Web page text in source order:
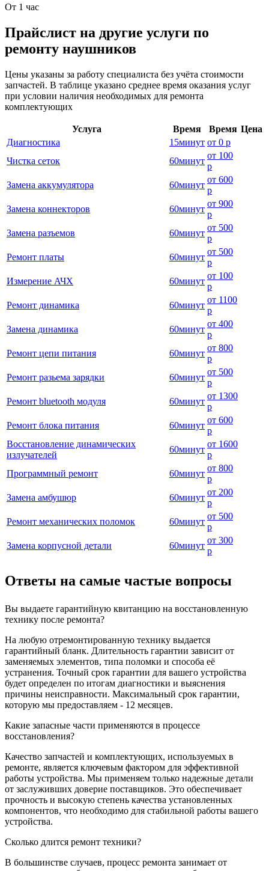
От 1 час
Прайслист на другие услуги по
ремонту наушников
Цены указаны за работу специалиста без учёта стоимости
запчастей. В таблице указано среднее время оказания услуг
при условии наличия необходимых для ремонта
комплектующих
Услуга Время Время Цена
Диагностика
15минут от 0 р
Чистка сеток
60минут
от 100
р
Замена аккумулятора
60минут
от 600
р
Замена коннекторов
60минут
от 900
р
Замена разъемов
60минут
от 500
р
Ремонт платы
60минут
от 500
р
Измерение АЧХ
60минут
от 100
р
Ремонт динамика
60минут
от 1100
р
Замена динамика
60минут
от 400
р
Ремонт цепи питания
60минут
от 800
р
Ремонт разьема зарядки
60минут
от 500
р
Ремонт bluetooth модуля
60минут
от 1300
р
Ремонт блока питания
60минут
от 600
р
Восстановление динамических
излучателей
60минут
от 1600
р
Программный ремонт
60минут
от 800
р
Замена амбушюр
60минут
от 200
р
Ремонт механических поломок
60минут
от 500
р
Замена корпусной детали
60минут
от 300
р
Ответы на самые частые вопросы
Вы выдаете гарантийную квитанцию на восстановленную
технику после ремонта?
На любую отремонтированную технику выдается
гарантийный бланк. Длительность гарантии зависит от
заменяемых элементов, типа поломки и способа её
устранения. Точный срок гарантии для вашего устройства
будет определен по итогам диагностики и выяснения
причины неисправности. Максимальный срок гарантии,
которую мы предоставляем - 12 месяцев.
Какие запасные части применяются в процессе
восстановления?
Качество запчастей и комплектующих, используемых в
ремонте, является ключевым фактором для эффективной
работы устройства. Мы применяем только надежные детали
от заслуживших доверие поставщиков. Это обеспечивает
прочность и высокую степень качества установленных
компонентов, что необходимо для стабильной работы вашего
устройства.
Сколько длится ремонт техники?
В большинстве случаев, процесс ремонта занимает от